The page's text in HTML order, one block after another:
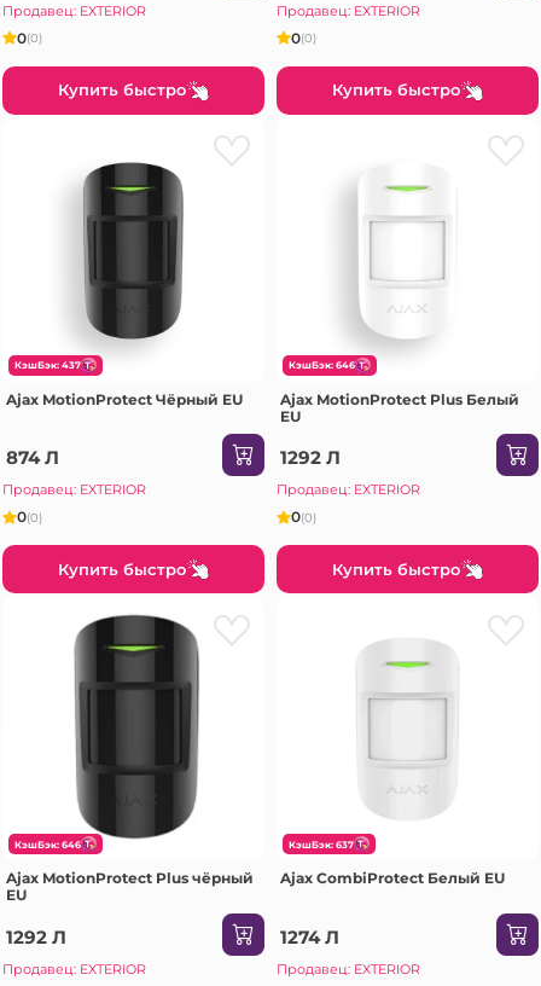
Продавец: EXTERIOR
0(0)
Купить быстро
Продавец: EXTERIOR
0(0)
Купить быстро
КэшБэк: 437
Ajax MotionProtect Чёрный EU
874 Л
Продавец: EXTERIOR
0(0)
Купить быстро
КэшБэк: 646
Ajax MotionProtect Plus Белый
EU
1292 Л
Продавец: EXTERIOR
0(0)
Купить быстро
КэшБэк: 646
Ajax MotionProtect Plus чёрный
EU
1292 Л
Продавец: EXTERIOR
КэшБэк: 637
Ajax CombiProtect Белый EU
1274 Л
Продавец: EXTERIOR